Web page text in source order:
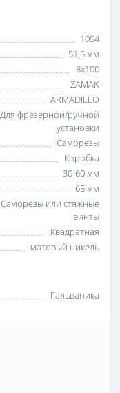
1054
51,5 мм
8x100
ZAMAK
ARMADILLO
Для фрезерной/ручной
установки
Саморезы
Коробка
30-60 мм
65 мм
Саморезы или стяжные
винты
Квадратная
матовый никель
Гальваника